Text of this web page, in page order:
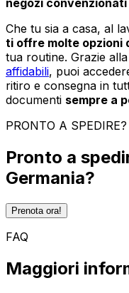
negozi
Che tu sia a casa, al
ti offre molte opzioni
tua routine. Grazie
affidabili, puoi
ritiro e consegna in
documenti sempre a
PRONTO A SPEDIRE?
Pronto a
Germania?
Prenota ora!
FAQ
Maggiori